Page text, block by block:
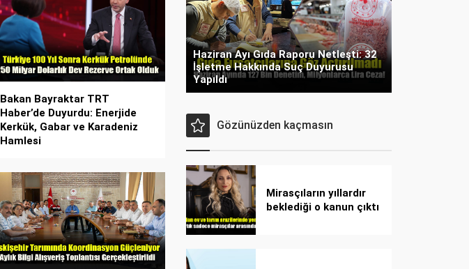
Bakan Bayraktar TRT
Haber’de Duyurdu: Enerjide
Kerkük, Gabar ve Karadeniz
Hamlesi
Haziran Ayı Gıda Raporu Netleşti: 32
İşletme Hakkında Suç Duyurusu
Yapıldı
Gözünüzden kaçmasın
Mirasçıların yıllardır
beklediği o kanun çıktı